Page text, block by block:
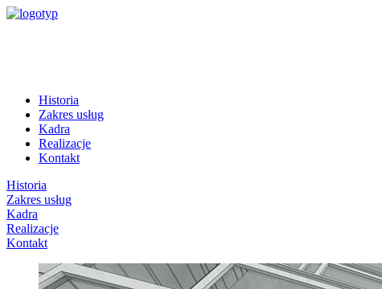
Historia
Zakres usług
Kadra
Realizacje
Kontakt
Historia
Zakres usług
Kadra
Realizacje
Kontakt